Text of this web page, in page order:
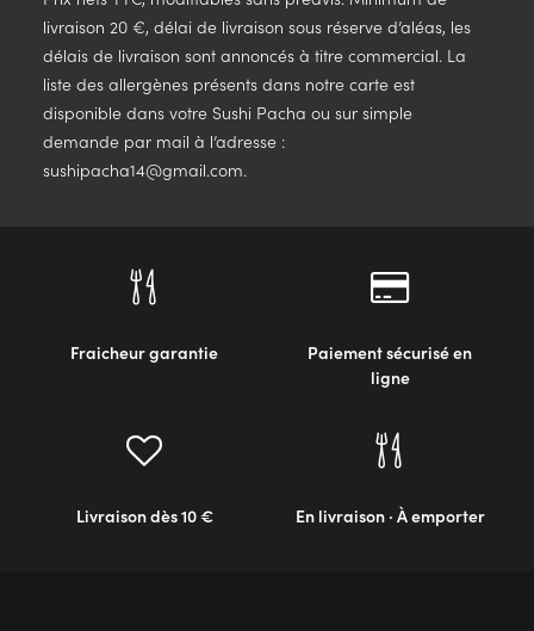
livraison 20 €, délai de livraison sous réserve d’aléas, les
délais de livraison sont annoncés à titre commercial. La
liste des allergènes présents dans notre carte est
disponible dans votre Sushi Pacha ou sur simple
demande par mail à l’adresse :
sushipacha14@gmail.com.
Fraicheur garantie
Paiement sécurisé en
ligne
Livraison dès 10 € En livraison · À emporter